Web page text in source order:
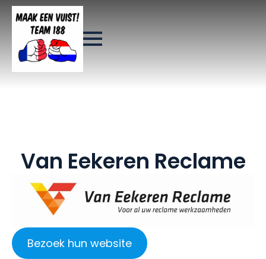
Van Eekeren Reclame
Bezoek hun website